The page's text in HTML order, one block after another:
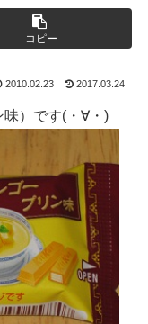
コピー
2010.02.23 2017.03.24
味）です(・∀・)